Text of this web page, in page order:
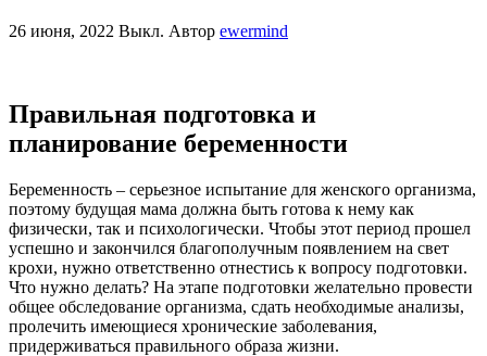
26 июня, 2022 Выкл. Автор ewermind
Правильная подготовка и
планирование беременности
Беременность – серьезное испытание для женского организма,
поэтому будущая мама должна быть готова к нему как
физически, так и психологически. Чтобы этот период прошел
успешно и закончился благополучным появлением на свет
крохи, нужно ответственно отнестись к вопросу подготовки.
Что нужно делать? На этапе подготовки желательно провести
общее обследование организма, сдать необходимые анализы,
пролечить имеющиеся хронические заболевания,
придерживаться правильного образа жизни.